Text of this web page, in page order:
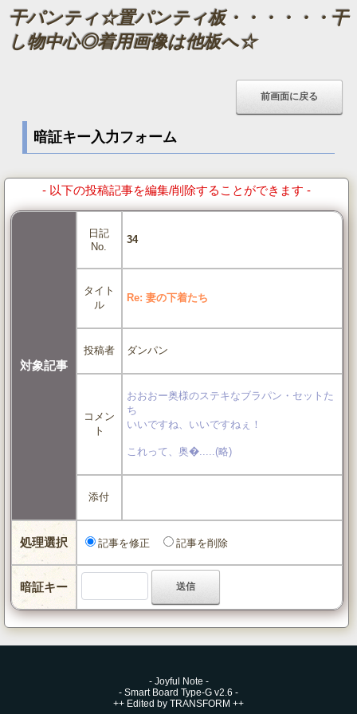
干パンティ☆置パンティ板・・・・・・干
し物中心◎着用画像は他板へ☆
暗証キー入力フォーム
- 以下の投稿記事を編集/削除することができます -
対象記事
日記
No.
34
タイト
ル
Re: 妻の下着たち
投稿者 ダンパン
コメン
ト
おおおー奥様のステキなブラパン・セットた
ち
いいですね、いいですねぇ！
これって、奥�.....(略)
添付
処理選択 記事を修正 記事を削除
暗証キー
- Joyful Note -
- Smart Board Type-G v2.6 -
++ Edited by TRANSFORM ++